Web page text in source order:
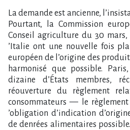
La demande est ancienne,
Pourtant, la Commission
Conseil agriculture du 30 mars,
‌’Italie ont une nouvelle fois
européen de l​‌’origine des
harmonisé que possible.
dizaine d​‌’États membres,
réouverture du règlement
consommateurs — le
‌’obligation d​‌’indication
de denrées alimentaires